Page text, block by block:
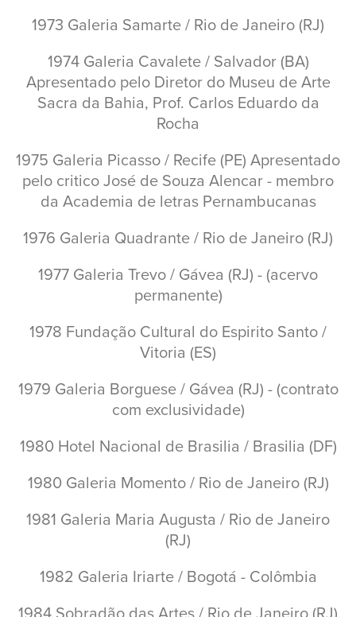
1973 Galeria Samarte / Rio de Janeiro (RJ)
1974 Galeria Cavalete / Salvador (BA)
Apresentado pelo Diretor do Museu de Arte
Sacra da Bahia, Prof. Carlos Eduardo da
Rocha
1975 Galeria Picasso / Recife (PE) Apresentado
pelo critico José de Souza Alencar - membro
da Academia de letras Pernambucanas
1976 Galeria Quadrante / Rio de Janeiro (RJ)
1977 Galeria Trevo / Gávea (RJ) - (acervo
permanente)
1978 Fundação Cultural do Espirito Santo /
Vitoria (ES)
1979 Galeria Borguese / Gávea (RJ) - (contrato
com exclusividade)
1980 Hotel Nacional de Brasilia / Brasilia (DF)
1980 Galeria Momento / Rio de Janeiro (RJ)
1981 Galeria Maria Augusta / Rio de Janeiro
(RJ)
1982 Galeria Iriarte / Bogotá - Colômbia